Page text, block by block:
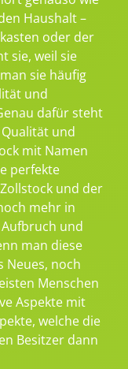
Haushalt –
oder der
sie, weil sie
sie häufig
und
dafür steht
und
mit Namen
perfekte
und der
mehr in
und
man diese
Neues, noch
Menschen
Aspekte mit
welche die
Besitzer dann